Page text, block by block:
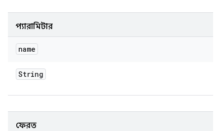
প্যারামিটার
name
String
ফেরত